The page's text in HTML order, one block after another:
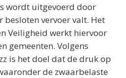
wordt uitgevoerd door
besloten vervoer valt. Het
Veiligheid werkt hiervoor
gemeenten. Volgens
is het doel dat de druk op
de zwaarbelaste